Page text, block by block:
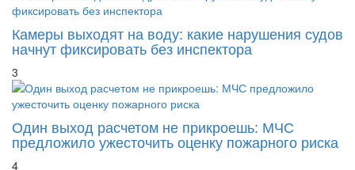
Камеры выходят на воду: какие нарушения судов
начнут фиксировать без инспектора
3
Один выход расчетом не прикроешь: МЧС
предложило ужесточить оценку пожарного риска
4